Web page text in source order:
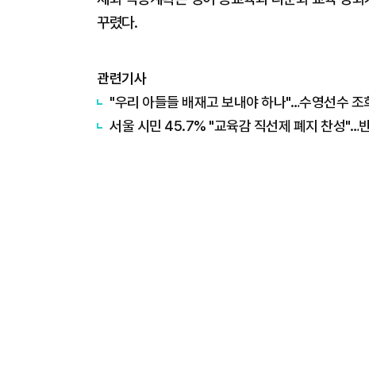
꾸렸다.
관련기사
"우리 아들들 배재고 보내야 하나"…수영선수 조
서울 시민 45.7% "교육감 직선제 폐지 찬성"…